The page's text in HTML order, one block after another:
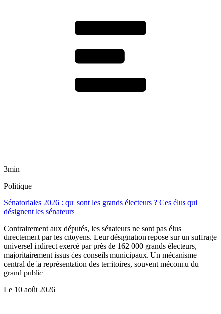
3min
Politique
Sénatoriales 2026 : qui sont les grands électeurs ? Ces élus qui
désignent les sénateurs
Contrairement aux députés, les sénateurs ne sont pas élus
directement par les citoyens. Leur désignation repose sur un suffrage
universel indirect exercé par près de 162 000 grands électeurs,
majoritairement issus des conseils municipaux. Un mécanisme
central de la représentation des territoires, souvent méconnu du
grand public.
Le 10 août 2026